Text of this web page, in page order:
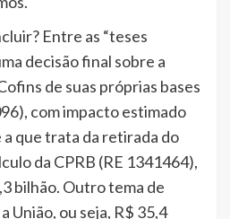
Entre as “teses
decisão final sobre a
de suas próprias bases
com impacto estimado
a que trata da retirada do
da CPRB (RE 1341464),
bilhão. Outro tema de
União, ou seja, R$ 35,4